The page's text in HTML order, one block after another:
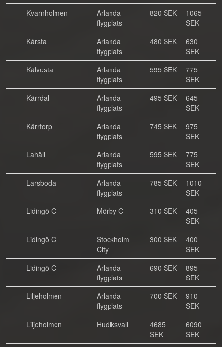
Kvarnholmen
Arlanda
flygplats
820 SEK
1065
SEK
Kårsta
Arlanda
flygplats
480 SEK
630
SEK
Kälvesta
Arlanda
flygplats
595 SEK
775
SEK
Kärrdal
Arlanda
flygplats
495 SEK
645
SEK
Kärrtorp
Arlanda
flygplats
745 SEK
975
SEK
Lahäll
Arlanda
flygplats
595 SEK
775
SEK
Larsboda
Arlanda
flygplats
785 SEK
1010
SEK
Lidingö C
Mörby C 310 SEK
405
SEK
Lidingö C
Stockholm
City
300 SEK
400
SEK
Lidingö C
Arlanda
flygplats
690 SEK
895
SEK
Liljeholmen
Arlanda
flygplats
700 SEK
910
SEK
Liljeholmen
Hudiksvall
4685
SEK
6090
SEK